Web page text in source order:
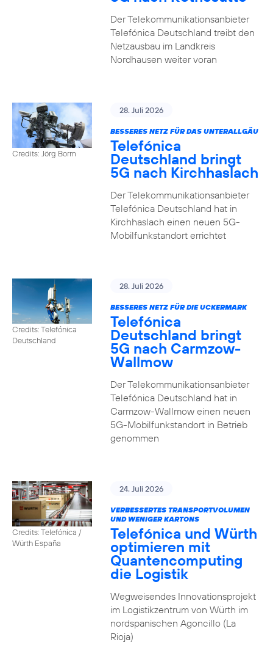
Der Telekommunikationsanbieter
Telefónica Deutschland treibt den
Netzausbau im Landkreis
Nordhausen weiter voran
Credits: Jörg Borm
28. Juli 2026
BESSERES NETZ FÜR DAS UNTERALLGÄU
Telefónica
Deutschland bringt
5G nach Kirchhaslach
Der Telekommunikationsanbieter
Telefónica Deutschland hat in
Kirchhaslach einen neuen 5G-
Mobilfunkstandort errichtet
Credits: Telefónica
Deutschland
28. Juli 2026
BESSERES NETZ FÜR DIE UCKERMARK
Telefónica
Deutschland bringt
5G nach Carmzow-
Wallmow
Der Telekommunikationsanbieter
Telefónica Deutschland hat in
Carmzow-Wallmow einen neuen
5G-Mobilfunkstandort in Betrieb
genommen
Credits: Telefónica /
Würth España
24. Juli 2026
VERBESSERTES TRANSPORTVOLUMEN
UND WENIGER KARTONS
Telefónica und Würth
optimieren mit
Quantencomputing
die Logistik
Wegweisendes Innovationsprojekt
im Logistikzentrum von Würth im
nordspanischen Agoncillo (La
Rioja)